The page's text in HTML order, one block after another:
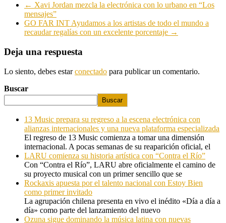
← Xavi Jordan mezcla la electrónica con lo urbano en “Los
mensajes”
GO FAR INT Ayudamos a los artistas de todo el mundo a
recaudar regalías con un excelente porcentaje →
Deja una respuesta
Lo siento, debes estarconectado para publicar un comentario.
Buscar
Buscar
13 Music prepara su regreso a la escena electrónica con
alianzas internacionales y una nueva plataforma especializada
El regreso de 13 Music comienza a tomar una dimensión
internacional. A pocas semanas de su reaparición oficial, el
LARU comienza su historia artística con “Contra el Río”
Con “Contra el Río”, LARU abre oficialmente el camino de
su proyecto musical con un primer sencillo que se
Rockaxis apuesta por el talento nacional con Estoy Bien
como primer invitado
La agrupación chilena presenta en vivo el inédito «Día a día a
día» como parte del lanzamiento del nuevo
Ozuna sigue dominando la música latina con nuevas